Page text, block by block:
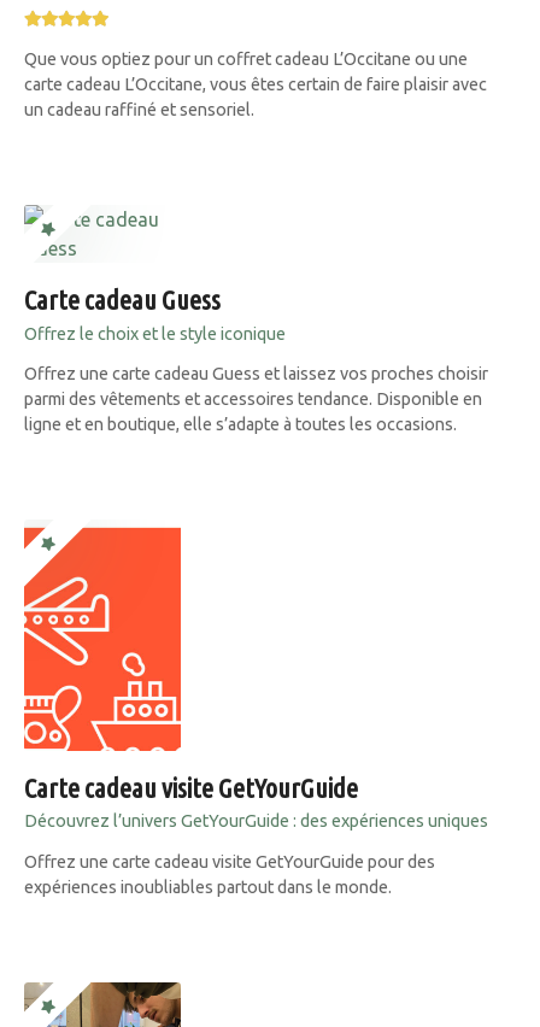
Que vous optiez pour un coffret cadeau L’Occitane ou une
carte cadeau L’Occitane, vous êtes certain de faire plaisir avec
un cadeau raffiné et sensoriel.
Carte cadeau Guess
Offrez le choix et le style iconique
Offrez une carte cadeau Guess et laissez vos proches choisir
parmi des vêtements et accessoires tendance. Disponible en
ligne et en boutique, elle s’adapte à toutes les occasions.
Carte cadeau visite GetYourGuide
Découvrez l’univers GetYourGuide : des expériences uniques
Offrez une carte cadeau visite GetYourGuide pour des
expériences inoubliables partout dans le monde.